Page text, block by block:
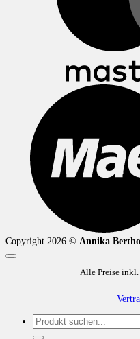
Copyright 2026 © Annika
Alle Preise inkl.
Suchen
nach: